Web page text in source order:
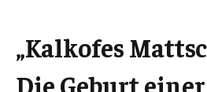
„Kalkofes
Die Geburt einer